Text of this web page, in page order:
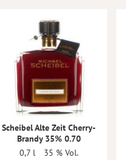
Scheibel Alte Zeit Cherry-
Brandy 35% 0.70
0,7 l
35 % Vol.